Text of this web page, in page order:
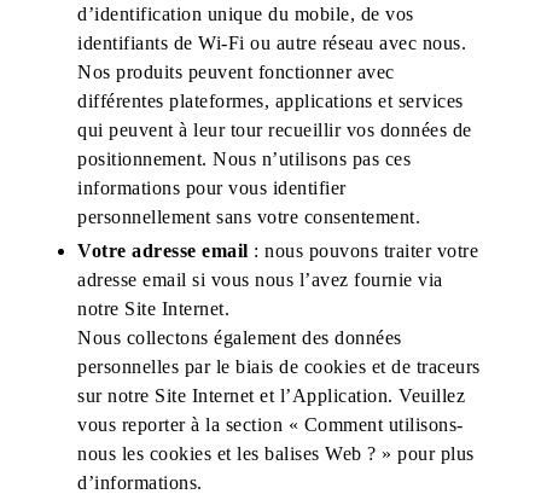
d’identification unique du mobile, de vos
identifiants de Wi-Fi ou autre réseau avec nous.
Nos produits peuvent fonctionner avec
différentes plateformes, applications et services
qui peuvent à leur tour recueillir vos données de
positionnement. Nous n’utilisons pas ces
informations pour vous identifier
personnellement sans votre consentement.
Votre adresse email : nous pouvons traiter votre
adresse email si vous nous l’avez fournie via
notre Site Internet.
Nous collectons également des données
personnelles par le biais de cookies et de traceurs
sur notre Site Internet et l’Application. Veuillez
vous reporter à la section « Comment utilisons-
nous les cookies et les balises Web ? » pour plus
d’informations.